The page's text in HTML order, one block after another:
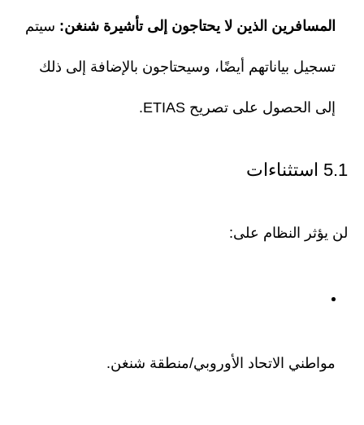
المسافرين الذين لا يحتاجون إلى تأشيرة شنغن: سيتم
تسجيل بياناتهم أيضًا، وسيحتاجون بالإضافة إلى ذلك
إلى الحصول على تصريح ETIAS.
5.1 استثناءات
لن يؤثر النظام على:
مواطني الاتحاد الأوروبي/منطقة شنغن.